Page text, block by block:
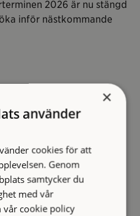
2026 är nu stängd
inför nästkommande
mars-juni,
×
använder
cookies för att
Genom
samtycker du
med vår
vår cookie policy